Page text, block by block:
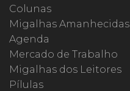
Colunas
Migalhas Amanhecidas
Agenda
Mercado de Trabalho
Migalhas dos Leitores
Pílulas